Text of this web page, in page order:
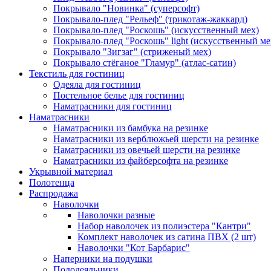
Покрывало "Новинка" (суперсофт)
Покрывало-плед "Рельеф" (трикотаж-жаккард)
Покрывало-плед "Роскошь" (искусственный мех)
Покрывало-плед "Роскошь" light (искусственный
Покрывало "Зигзаг" (стриженый мех)
Покрывало стёганое "Гламур" (атлас-сатин)
Текстиль для гостиниц
Одеяла для гостиниц
Постельное белье для гостиниц
Наматрасники для гостиниц
Наматрасники
Наматрасники из бамбука на резинке
Наматрасники из верблюжьей шерсти на резинке
Наматрасники из овечьей шерсти на резинке
Наматрасники из файберсофта на резинке
Укрывной материал
Полотенца
Распродажа
Наволочки
Наволочки разные
Набор наволочек из полиэстера "Кантри"
Комплект наволочек из сатина ПВХ (2 шт)
Наволочки "Кот Барбарис"
Наперники на подушки